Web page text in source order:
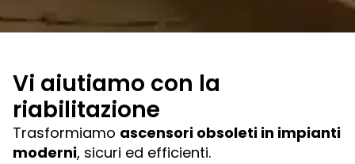
Vi aiutiamo con la
riabilitazione
Trasformiamo ascensori obsoleti in impianti
moderni, sicuri ed efficienti.